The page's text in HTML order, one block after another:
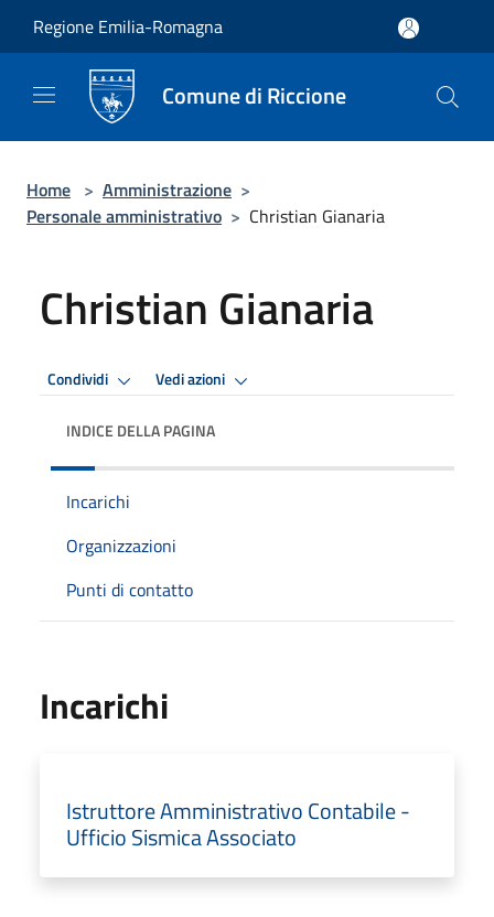
Regione Emilia-Romagna
Comune di Riccione
Home > Amministrazione >
Personale amministrativo > Christian Gianaria
Christian Gianaria
Condividi Vedi azioni
INDICE DELLA PAGINA
Incarichi
Organizzazioni
Punti di contatto
Incarichi
Istruttore Amministrativo Contabile -
Ufficio Sismica Associato